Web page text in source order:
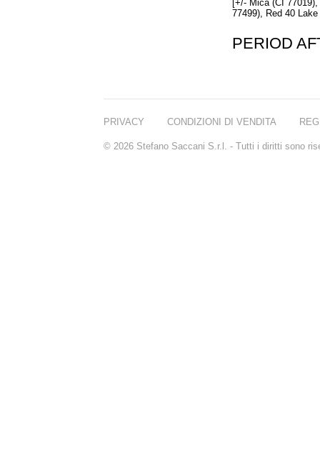
[+/- Mica (CI
77499), Red 40
PERIOD
PRIVACY CONDIZIONI DI VENDITA
© 2026 Stefano Saccani S.r.l. - Tutti i diritti sono